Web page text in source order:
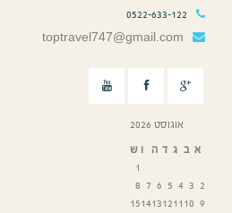
0522-633-122
toptravel747@gmail.com
אוגוסט 2026
א ב ג ד ה ו ש
1
2
3
4
5
6
7
8
9
10
11
12
13
14
15